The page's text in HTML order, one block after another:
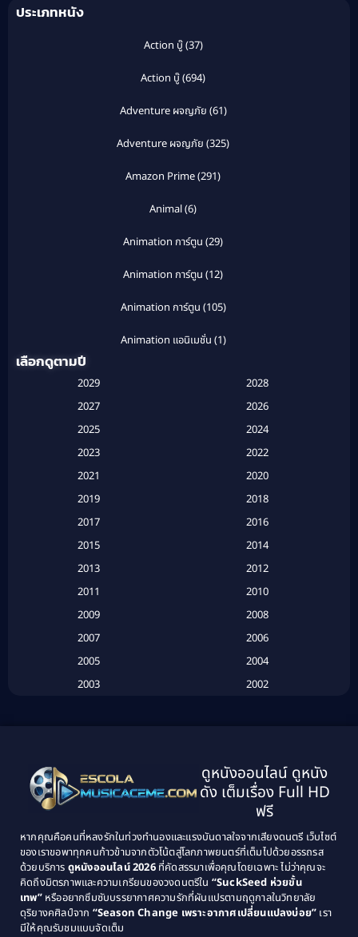
ประเภทหนัง
Action บู๊(37)
Action บู๊(694)
Adventure ผจญภัย (61)
Adventure ผจญภัย (325)
Amazon Prime(291)
Animal(6)
Animation การ์ตูน (29)
Animation การ์ตูน (12)
Animation การ์ตูน (105)
Animation แอนิเมชั่น (1)
Based on a True Story สร้างจากเรื่องจริง(2)
Based on a True Story เรื่องจริง (20)
Based on a True Story เรื่องจริง (16)
(134)
Classic หนังคลาสสิก(21)
Classic หนังคลาสสิก(25)
Comedy ตลก(46)
Comedy ตลก(515)
เลือกดูตามปี
2029
2028
2027
2026
2025
2024
2023
2022
2021
2020
2019
2018
2017
2016
2015
2014
2013
2012
2011
2010
2009
2008
2007
2006
2005
2004
2003
2002
1995
1994
1993
1992
1989
1988
1987
1986
1985
1984
1983
1982
ดูหนังออนไลน์ ดูหนัง
ดัง เต็มเรื่อง Full HD
ฟรี
หากคุณคือคนที่หลงรักในท่วงทำนองและแรงบันดาลใจจากเสียงดนตรี เว็บไซต์
ของเราขอพาทุกคนก้าวข้ามจากตัวโน้ตสู่โลกภาพยนตร์ที่เต็มไปด้วยอรรถรส
ด้วยบริการ ดูหนังออนไลน์ 2026ที่คัดสรรมาเพื่อคุณโดยเฉพาะ ไม่ว่าคุณจะ
คิดถึงมิตรภาพและความเกรียนของวงดนตรีใน “SuckSeed ห่วยขั้น
เทพ”หรืออยากซึมซับบรรยากาศความรักที่ผันแปรตามฤดูกาลในวิทยาลัย
ดุริยางคศิลป์จาก “Season Change เพราะอากาศเปลี่ยนแปลงบ่อย” เรา
มีให้คุณรับชมแบบจัดเต็ม